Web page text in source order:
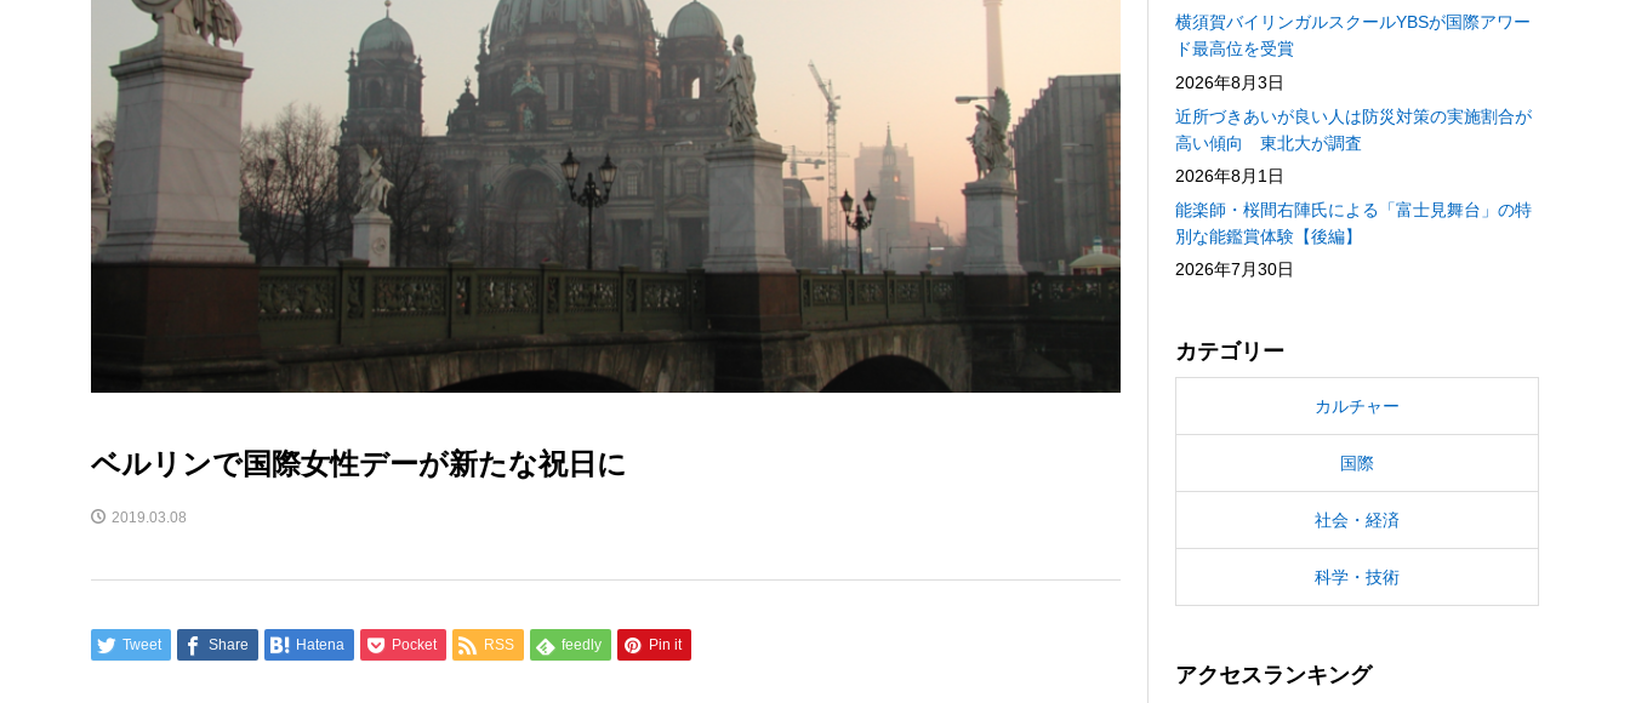
ベルリンで国際女性デーが新たな祝日に
2019.03.08
Tweet Share Hatena Pocket RSS feedly Pin it
横須賀バイリンガルスクールYBSが国際アワー
ド最高位を受賞
2026年8月3日
近所づきあいが良い人は防災対策の実施割合が
高い傾向 東北大が調査
2026年8月1日
能楽師・桜間右陣氏による「富士見舞台」の特
別な能鑑賞体験【後編】
2026年7月30日
カテゴリー
カルチャー
国際
社会・経済
科学・技術
アクセスランキング